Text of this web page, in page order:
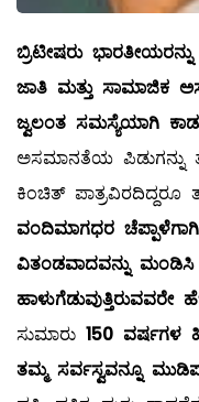
ಬ್ರಿಟೀಷರು
ಜಾತಿ ಮತ್ತು ಸಾಮಾಜಿಕ
ಜ್ವಲಂತ ಸಮಸ್ಯೆಯಾಗಿ
ಅಸಮಾನತೆಯ ಪಿಡುಗನ್ನು
ಕಿಂಚಿತ್ ಪಾತ್ರವಿರದಿದ್ದರೂ
ವಂದಿಮಾಗಧರ
ವಿತಂಡವಾದವನ್ನು ಮಂಡಿಸಿ
ಹಾಳುಗೆಡುವುತ್ತಿರುವವರೇ
ಸುಮಾರು 150 ವರ್ಷಗಳ
ತಮ್ಮ ಸರ್ವಸ್ವವನ್ನೂ